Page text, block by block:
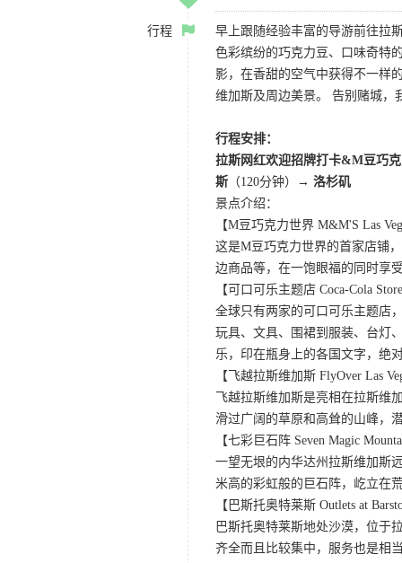
行程
早上跟随经验丰富的导游前往拉
色彩缤纷的巧克力豆、口味奇特
影，在香甜的空气中获得不一样
维加斯及周边美景。 告别赌城
行程安排：
拉斯网红欢迎招牌打卡&M豆巧
斯 （120分钟）→ 洛杉矶
景点介绍：
【M豆巧克力世界 M&M'S Las
这是M豆巧克力世界的首家店铺
边商品等，在一饱眼福的同时享
【可口可乐主题店 Coca-Cola
全球只有两家的可口可乐主题店
玩具、文具、围裙到服装、台灯
乐，印在瓶身上的各国文字，绝
【飞越拉斯维加斯 FlyOver Las
飞越拉斯维加斯是亮相在拉斯
滑过广阔的草原和高耸的山峰，
【七彩巨石阵 Seven Magic
一望无垠的内华达州拉斯维加斯
米高的彩虹般的巨石阵，屹立在
【巴斯托奥特莱斯 Outlets at
巴斯托奥特莱斯地处沙漠，位于
齐全而且比较集中，服务也是相